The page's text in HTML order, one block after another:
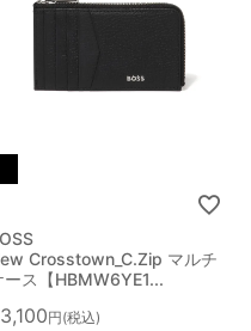
Crosstown_C.Zip マルチ
ース【HBMW6YE1...
税込